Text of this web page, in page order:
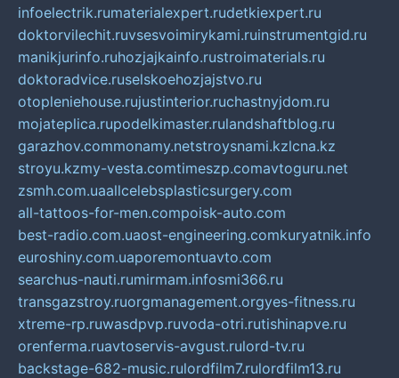
infoelectrik.rumaterialexpert.rudetkiexpert.ru
doktorvilechit.ruvsesvoimirykami.ruinstrumentgid.ru
manikjurinfo.ruhozjajkainfo.rustroimaterials.ru
doktoradvice.ruselskoehozjajstvo.ru
otopleniehouse.rujustinterior.ruchastnyjdom.ru
mojateplica.rupodelkimaster.rulandshaftblog.ru
garazhov.commonamy.netstroysnami.kzlcna.kz
stroyu.kzmy-vesta.comtimeszp.comavtoguru.net
zsmh.com.uaallcelebsplasticsurgery.com
all-tattoos-for-men.compoisk-auto.com
best-radio.com.uaost-engineering.comkuryatnik.info
euroshiny.com.uaporemontuavto.com
searchus-nauti.rumirmam.infosmi366.ru
transgazstroy.ruorgmanagement.orgyes-fitness.ru
xtreme-rp.ruwasdpvp.ruvoda-otri.rutishinapve.ru
orenferma.ruavtoservis-avgust.rulord-tv.ru
backstage-682-music.rulordfilm7.rulordfilm13.ru